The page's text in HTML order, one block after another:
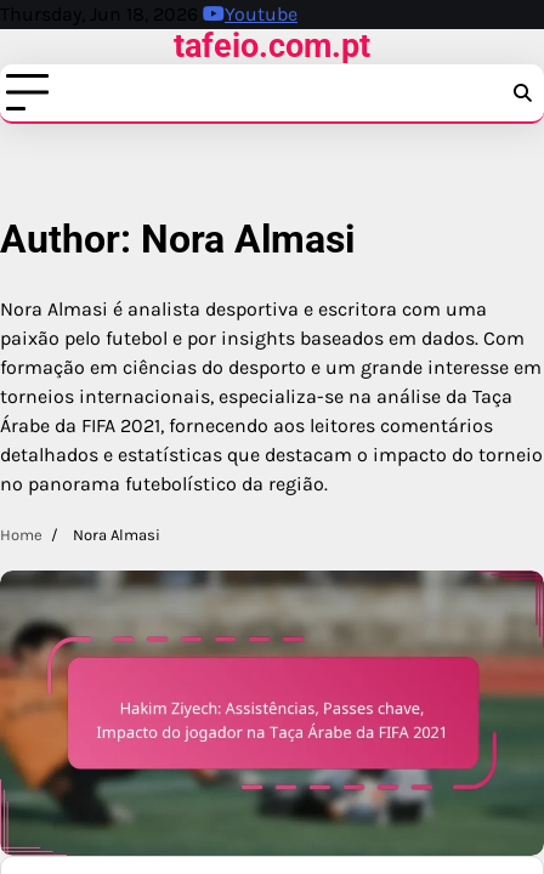
Skip
content
Thursday, Jun 18, 2026 Youtube
tafeio.com.pt
Author: Nora Almasi
Nora Almasi é analista desportiva e escritora com uma
paixão pelo futebol e por insights baseados em dados. Com
formação em ciências do desporto e um grande interesse em
torneios internacionais, especializa-se na análise da Taça
Árabe da FIFA 2021, fornecendo aos leitores comentários
detalhados e estatísticas que destacam o impacto do torneio
no panorama futebolístico da região.
Home Nora Almasi